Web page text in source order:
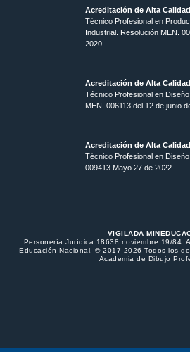
Acreditación de Alta Calidad
Técnico Profesional en
Industrial. Resolución MEN.
2020.
Acreditación de Alta Calidad
Técnico Profesional en
MEN. 006113 del 12 de junio
Acreditación de Alta Calidad
Técnico Profesional en
009413 Mayo 27 de 2022.
VIGILADA
Personería Jurídica 18638 noviembre 19/84.
Educación Nacional. © 2017-2026 Todos los
Academia de Dibujo